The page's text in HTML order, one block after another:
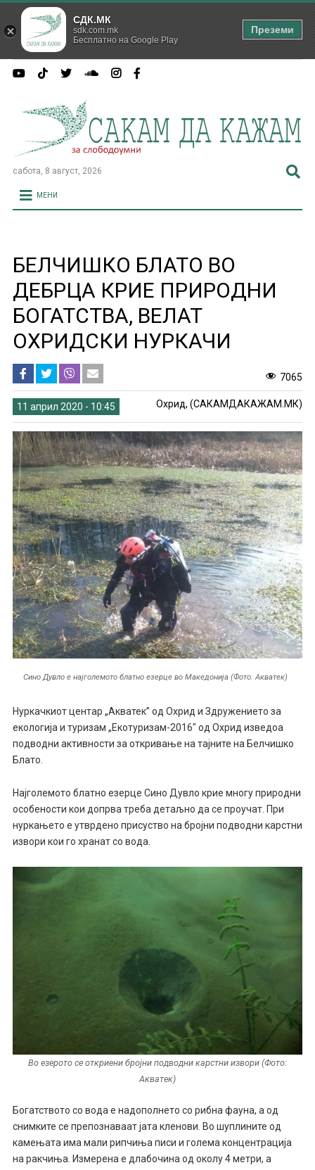
сабота, 8 август, 2026
МЕНИ
БЕЛЧИШКО БЛАТО ВО
ДЕБРЦА КРИЕ ПРИРОДНИ
БОГАТСТВА, ВЕЛАТ
ОХРИДСКИ НУРКАЧИ
7065
11 април 2020 - 10:45 Охрид, (САКАМДАКАЖАМ.МК)
Сино Дувло е најголемото блатно езерце во Македонија (Фото: Акватек)
Нуркачкиот центар „Акватек” од Охрид и Здружението за
екологија и туризам „Екотуризам-2016″ од Охрид изведоа
подводни активности за откривање на тајните на Белчишко
Блато.
Најголемото блатно езерце Сино Дувло крие многу природни
особености кои допрва треба детаљно да се проучат. При
нуркањето е утврдено присуство на бројни подводни карстни
извори кои го хранат со вода.
Во езерото се откриени бројни подводни карстни извори (Фото:
Акватек)
Богатството со вода е надополнето со рибна фауна, а од
снимките се препознаваат јата кленови. Во шуплините од
камењата има мали рипчиња писи и голема концентрација
на ракчиња. Измерена е длабочина од околу 4 метри, а
СДК.МК
sdk.com.mk
Бесплатно на Google Play
Преземи